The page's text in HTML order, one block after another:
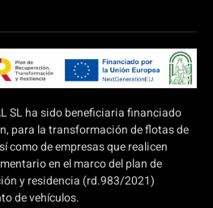
SL ha sido beneficiaria financiado
para la transformación de flotas de
como de empresas que realicen
en el marco del plan de
y residencia (rd.983/2021)
de vehículos.